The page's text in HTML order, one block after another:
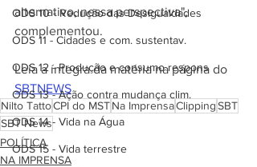
ODS 10 - Redução das Desigualdades
ODS 11 - Cidades e com. sustentav.
ODS 12 - Produção e consumo respons
ODS 13 - Ação contra mudança clim.
ODS 14 - Vida na Água
ODS 15 - Vida terrestre
alternativo, nessa perspectiva",
complementou.
Leia a íntegra da matéria na página do
SBTNEWS
Nilto TattoCPI do MSTNa ImprensaClippingSBT
SBT News
POLÍTICA
NA IMPRENSA